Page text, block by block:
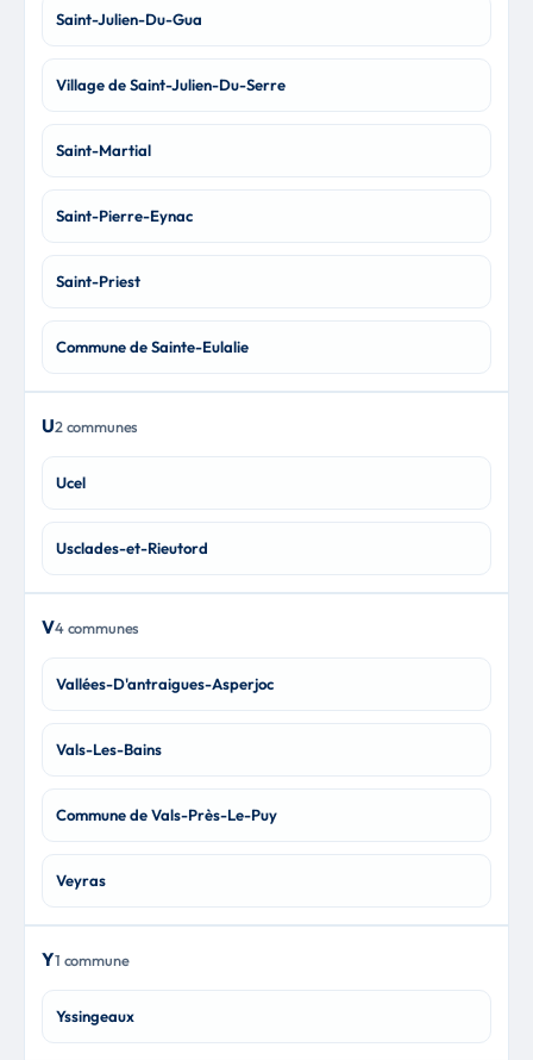
Saint-Julien-Du-Gua
Village de Saint-Julien-Du-Serre
Saint-Martial
Saint-Pierre-Eynac
Saint-Priest
Commune de Sainte-Eulalie
U2 communes
Ucel
Usclades-et-Rieutord
V4 communes
Vallées-D'antraigues-Asperjoc
Vals-Les-Bains
Commune de Vals-Près-Le-Puy
Veyras
Y1 commune
Yssingeaux